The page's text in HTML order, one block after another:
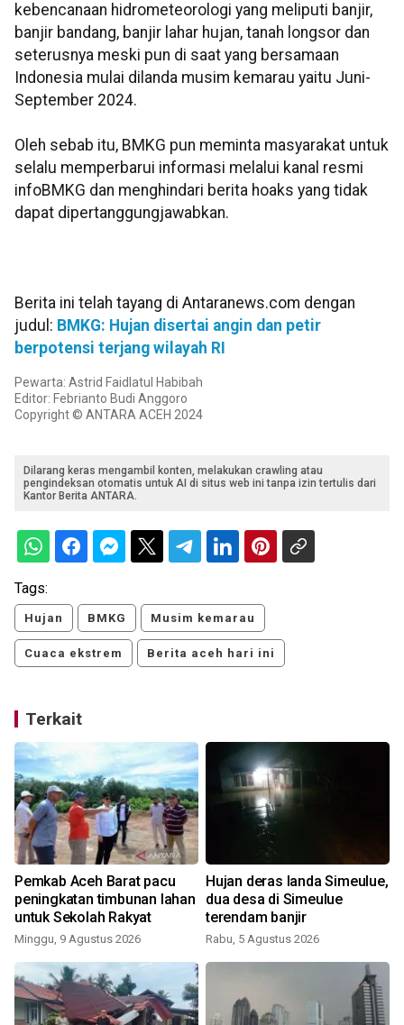
kebencanaan hidrometeorologi yang meliputi banjir,
banjir bandang, banjir lahar hujan, tanah longsor dan
seterusnya meski pun di saat yang bersamaan
Indonesia mulai dilanda musim kemarau yaitu Juni-
September 2024.
Oleh sebab itu, BMKG pun meminta masyarakat untuk
selalu memperbarui informasi melalui kanal resmi
infoBMKG dan menghindari berita hoaks yang tidak
dapat dipertanggungjawabkan.
Berita ini telah tayang di Antaranews.com dengan
judul: BMKG: Hujan disertai angin dan petir
berpotensi terjang wilayah RI
Pewarta: Astrid Faidlatul Habibah
Editor: Febrianto Budi Anggoro
Copyright © ANTARA ACEH 2024
Dilarang keras mengambil konten, melakukan crawling atau
pengindeksan otomatis untuk AI di situs web ini tanpa izin tertulis dari
Kantor Berita ANTARA.
Tags:
Hujan BMKG Musim kemarau
Cuaca ekstrem Berita aceh hari ini
Terkait
Pemkab Aceh Barat pacu
peningkatan timbunan lahan
untuk Sekolah Rakyat
Minggu, 9 Agustus 2026
Hujan deras landa Simeulue,
dua desa di Simeulue
terendam banjir
Rabu, 5 Agustus 2026